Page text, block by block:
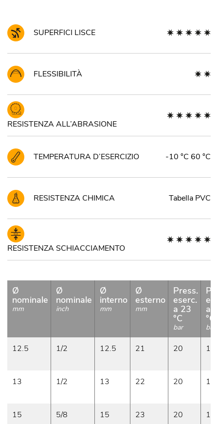
SUPERFICI LISCE
FLESSIBILITÀ
RESISTENZA ALL’ABRASIONE
TEMPERATURA D’ESERCIZIO -10 °C 60 °C
RESISTENZA CHIMICA Tabella PVC
RESISTENZA SCHIACCIAMENTO
Ø
nominale
mm
Ø
nominale
inch
Ø
interno
mm
Ø
esterno
mm
Press.
eserc.
a 23
°C
bar
a
°C
bar
12.5 1/2 12.5 21 20 18
13 1/2 13 22 20 16
15 5/8 15 23 20 16